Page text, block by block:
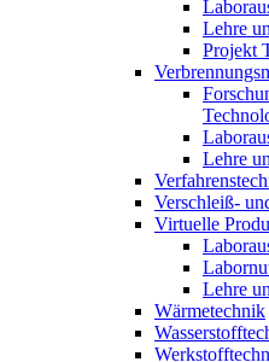
Lehre
Projekt
Lehre
Verschleiß-
Virtuelle
Lehre
Wärmetechnik